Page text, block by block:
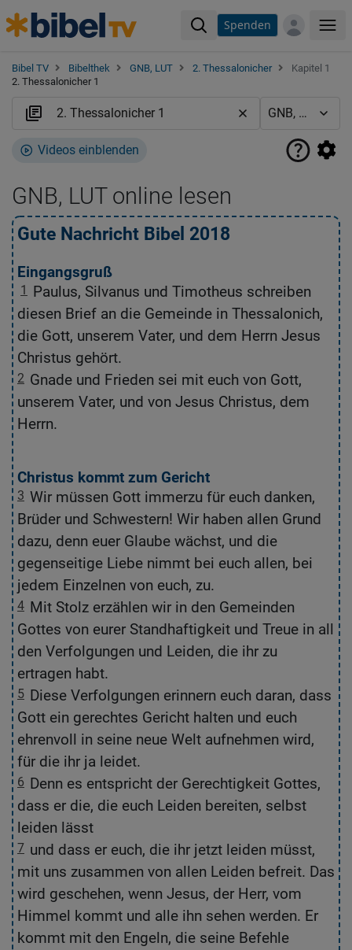
Spenden
Bibel TV Bibelthek GNB, LUT 2. Thessalonicher
Kapitel 1
2. Thessalonicher 1
Videos einblenden
GNB, LUT online lesen
Gute Nachricht Bibel 2018
Eingangsgruß
1
Paulus, Silvanus und Timotheus schreiben
diesen Brief an die Gemeinde in Thessalonich,
die Gott, unserem Vater, und dem Herrn Jesus
Christus gehört.
2 Gnade und Frieden sei mit euch von Gott,
unserem Vater, und von Jesus Christus, dem
Herrn.
Christus kommt zum Gericht
3 Wir müssen Gott immerzu für euch danken,
Brüder und Schwestern! Wir haben allen Grund
dazu, denn euer Glaube wächst, und die
gegenseitige Liebe nimmt bei euch allen, bei
jedem Einzelnen von euch, zu.
4 Mit Stolz erzählen wir in den Gemeinden
Gottes von eurer Standhaftigkeit und Treue in all
den Verfolgungen und Leiden, die ihr zu
ertragen habt.
5 Diese Verfolgungen erinnern euch daran, dass
Gott ein gerechtes Gericht halten und euch
ehrenvoll in seine neue Welt aufnehmen wird,
für die ihr ja leidet.
6 Denn es entspricht der Gerechtigkeit Gottes,
dass er die, die euch Leiden bereiten, selbst
leiden lässt
7 und dass er euch, die ihr jetzt leiden müsst,
mit uns zusammen von allen Leiden befreit. Das
wird geschehen, wenn Jesus, der Herr, vom
Himmel kommt und alle ihn sehen werden. Er
kommt mit den Engeln, die seine Befehle
2
3
4
5
6
7